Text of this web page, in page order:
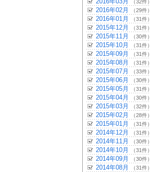
（32件）
2016年02月 （29件）
2016年01月 （31件）
2015年12月 （31件）
2015年11月 （30件）
2015年10月 （31件）
2015年09月 （31件）
2015年08月 （31件）
2015年07月 （33件）
2015年06月 （30件）
2015年05月 （31件）
2015年04月 （30件）
2015年03月 （32件）
2015年02月 （28件）
2015年01月 （31件）
2014年12月 （31件）
2014年11月 （30件）
2014年10月 （31件）
2014年09月 （30件）
2014年08月 （31件）